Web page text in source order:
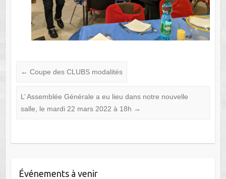
← Coupe des CLUBS modalités
L’ Assemblée Générale a eu lieu dans notre nouvelle
salle, le mardi 22 mars 2022 à 18h →
Événements à venir